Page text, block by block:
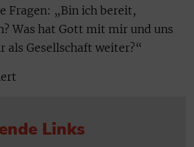
Fragen: „Bin ich bereit,
Was hat Gott mit mir und uns
als Gesellschaft weiter?“
Links